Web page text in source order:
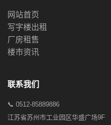
网站首页
写字楼出租
厂房租售
楼市资讯
联系我们
📞 0512-85889886
江苏省苏州市工业园区华盛广场9F